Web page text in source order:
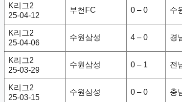
K리그2
25-04-12
부천FC 0 – 0 수
K리그2
25-04-06
수원삼성 4 – 0 경
K리그2
25-03-29
수원삼성 0 – 1 전
K리그2
25-03-15
수원삼성 0 – 0 충